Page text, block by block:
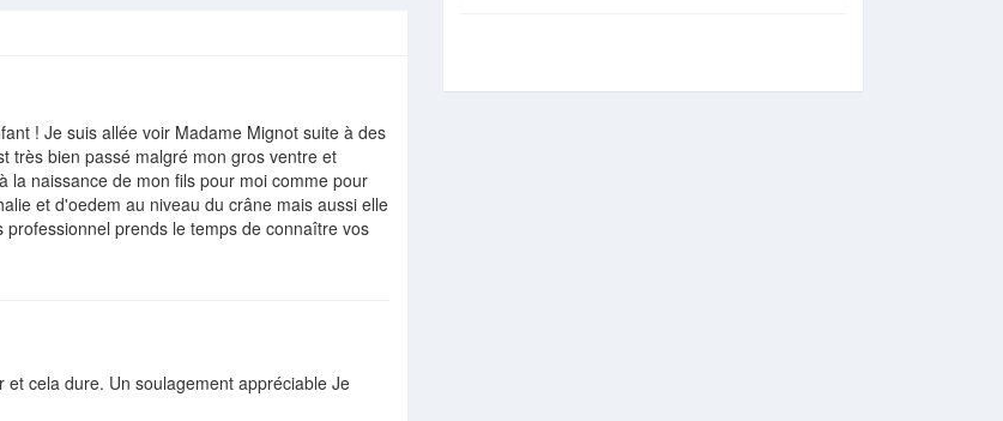
! Je suis allée voir Madame Mignot suite à des
très bien passé malgré mon gros ventre et
la naissance de mon fils pour moi comme pour
et d'oedem au niveau du crâne mais aussi elle
prends le temps de connaître vos
cela dure. Un soulagement appréciable Je